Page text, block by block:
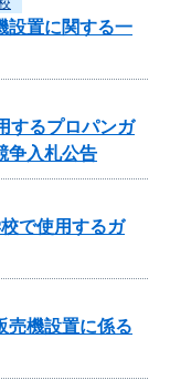
設置に関する一
するプロパンガ
争入札公告
で使用するガ
売機設置に係る